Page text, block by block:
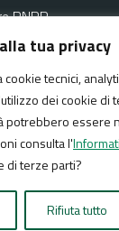
tua privacy
tecnici,
dei cookie di
potrebbero essere
consulta l'
di terze parti?
Rifiuta tutto
PNRR
Mappa del
Sistemi Srl